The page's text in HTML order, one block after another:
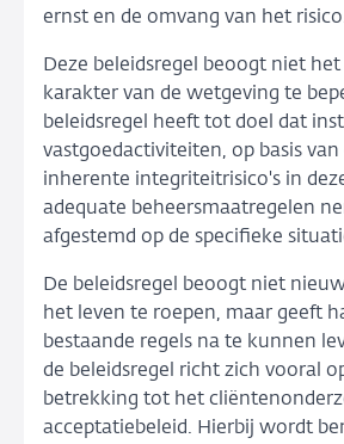
ernst en de omvang van het
Deze beleidsregel beoogt niet
karakter van de wetgeving te
beleidsregel heeft tot doel dat
vastgoedactiviteiten, op basis van
inherente integriteitrisico's in
adequate beheersmaatregelen
afgestemd op de specifieke
De beleidsregel beoogt niet
het leven te roepen, maar geeft
bestaande regels na te kunnen
de beleidsregel richt zich vooral
betrekking tot het
acceptatiebeleid. Hierbij wordt